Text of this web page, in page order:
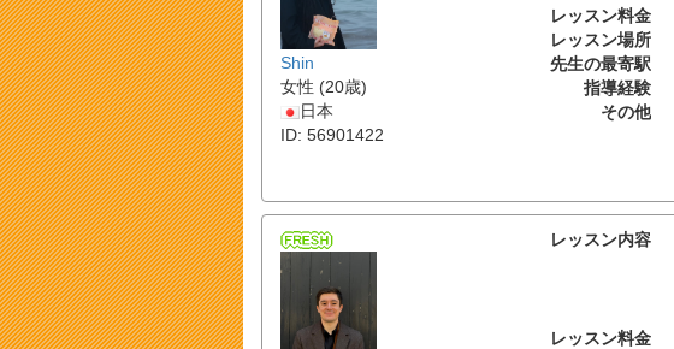
Shin
女性 (20歳)
日本
ID: 56901422
レッスン料金
レッスン場所
先生の最寄駅
指導経験
その他
レッスン内容
レッスン料金